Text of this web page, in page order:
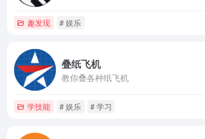
趣发现 # 娱乐
叠纸飞机
教你叠各种纸飞机
学技能 # 娱乐 # 学习